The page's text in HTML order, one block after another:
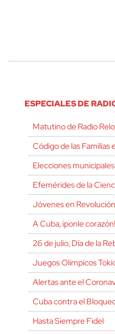
ESPECIALES DE
Matutino de Radio
Código de las Familias
Elecciones
Efemérides de la
Jóvenes en Revolución
A Cuba, ¡ponle corazón!
26 de julio, Día de la
Juegos Olímpicos
Alertas ante el
Cuba contra el
Hasta Siempre Fidel